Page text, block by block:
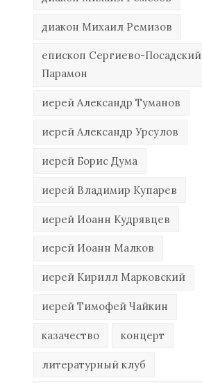
диакон Михаил Ремизов
епископ Сергиево-Посадский
Парамон
иерей Александр Туманов
иерей Александр Урсулов
иерей Борис Дума
иерей Владимир Купарев
иерей Иоанн Кудрявцев
иерей Иоанн Малков
иерей Кирилл Марковский
иерей Тимофей Чайкин
казачество концерт
литературный клуб